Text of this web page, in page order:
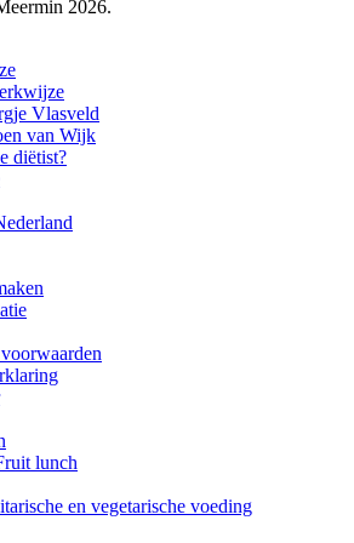
2026.
Vlasveld
van Wijk
diëtist?
lunch
en vegetarische voeding